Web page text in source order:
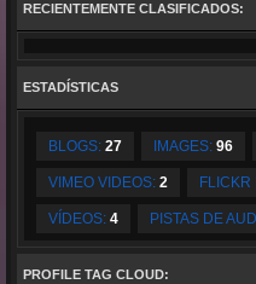
RECIENTEMENTE CLASIFICADOS:
ESTADÍSTICAS
BLOGS: 27 IMAGES: 96
VIMEO VIDEOS: 2 FLICKR
VÍDEOS: 4 PISTAS DE
PROFILE TAG CLOUD: